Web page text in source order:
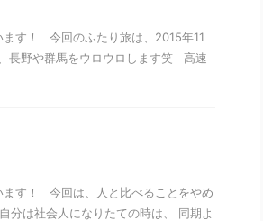
ます！ 今回のふたり旅は、2015年11
長野や群馬をウロウロします笑 高速
ます！ 今回は、人と比べることをやめ
は社会人になりたての時は、 同期よ